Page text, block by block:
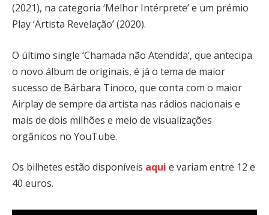
(2021), na categoria ‘Melhor Intérprete’ e um prémio
Play ‘Artista Revelação’ (2020).
O último single ‘Chamada não Atendida’, que antecipa
o novo álbum de originais, é já o tema de maior
sucesso de Bárbara Tinoco, que conta com o maior
Airplay de sempre da artista nas rádios nacionais e
mais de dois milhões e meio de visualizações
orgânicos no YouTube.
Os bilhetes estão disponíveis aqui e variam entre 12 e
40 euros.